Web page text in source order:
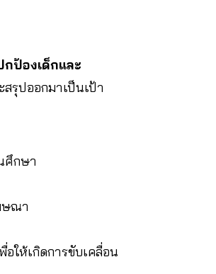
ป้องเด็กและ
รุปออกมาเป็นเป้า
ศึกษา
ษณา
ให้เกิดการขับเคลื่อน